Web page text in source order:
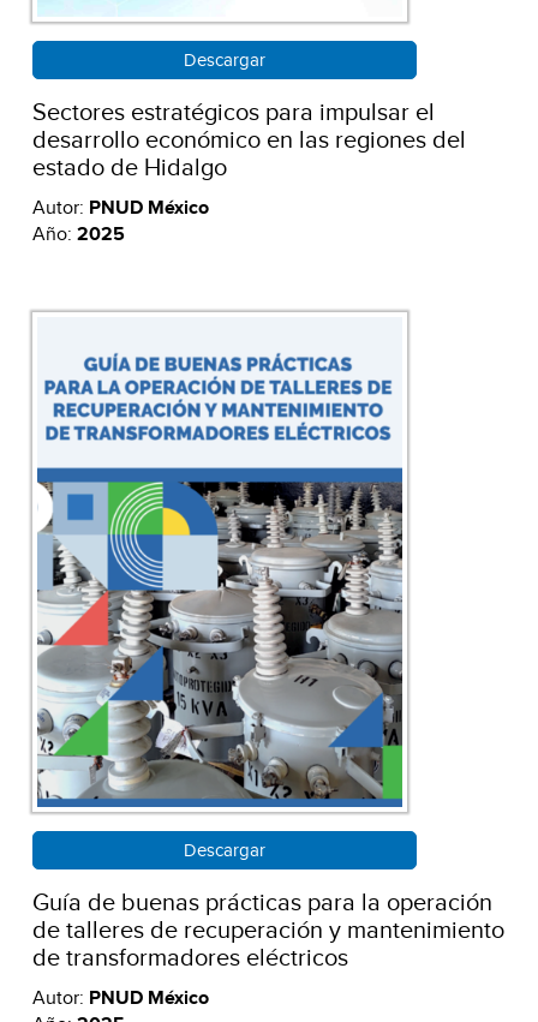
Descargar
Sectores estratégicos para impulsar el
desarrollo económico en las regiones del
estado de Hidalgo
Autor: PNUD México
Año: 2025
Descargar
Guía de buenas prácticas para la operación
de talleres de recuperación y mantenimiento
de transformadores eléctricos
Autor: PNUD México